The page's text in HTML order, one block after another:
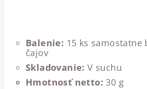
Balenie: 15 ks samostatne
čajov
Skladovanie: V suchu
Hmotnosť netto: 30 g